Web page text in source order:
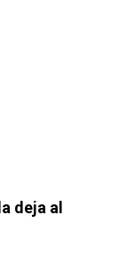
deja al